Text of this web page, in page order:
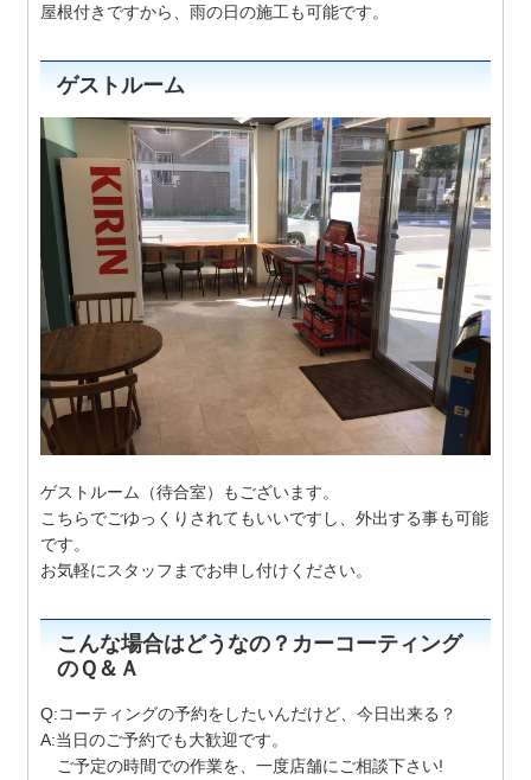
屋根付きですから、雨の日の施工も可能です。
ゲストルーム
ゲストルーム（待合室）もございます。
こちらでごゆっくりされてもいいですし、外出する事も可能
です。
お気軽にスタッフまでお申し付けください。
こんな場合はどうなの？カーコーティング
のＱ＆Ａ
Q:コーティングの予約をしたいんだけど、今日出来る？
A:当日のご予約でも大歓迎です。
ご予定の時間での作業を、一度店舗にご相談下さい!